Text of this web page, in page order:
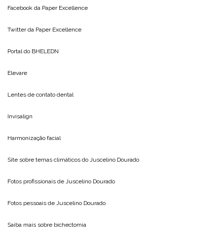
Facebook da Paper Excellence
Twitter da Paper Excellence
Portal do BHELEDN
Elevare
Lentes de contato dental
Invisalign
Harmonização facial
Site sobre temas climáticos do Juscelino Dourado
Fotos profissionais de Juscelino Dourado
Fotos pessoais de Juscelino Dourado
Saiba mais sobre bichectomia